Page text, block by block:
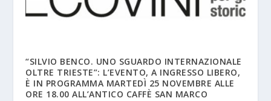
“SILVIO BENCO. UNO SGUARDO INTERNAZIONALE
OLTRE TRIESTE”: L’EVENTO, A INGRESSO LIBERO,
È IN PROGRAMMA MARTEDÌ 25 NOVEMBRE ALLE
ORE 18.00 ALL’ANTICO CAFFÈ SAN MARCO